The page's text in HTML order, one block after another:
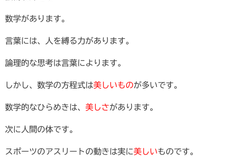
数学があります。
言葉には、人を縛る力があります。
論理的な思考は言葉によります。
しかし、数学の方程式は美しいものが多いです。
数学的なひらめきは、 美しさがあります。
次に人間の体です。
スポーツのアスリートの動きは実に美しいものです。